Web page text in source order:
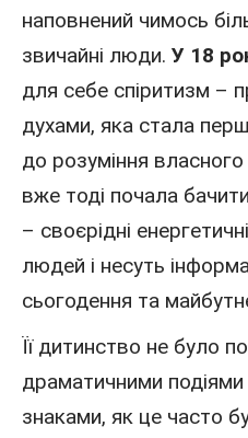
наповнений чимось
звичайні люди. У 18
для себе спіритизм –
духами, яка стала
до розуміння
вже тоді почала
– своєрідні
людей і несуть
сьогодення та
Її дитинство не було
драматичними подіями
знаками, як це часто